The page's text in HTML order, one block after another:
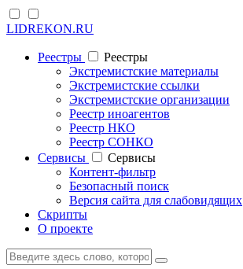
LIDREKON.RU
Реестры
Реестры
Экстремистские материалы
Экстремистские ссылки
Экстремистские организации
Реестр иноагентов
Реестр НКО
Реестр СОНКО
Cервисы
Cервисы
Контент-фильтр
Безопасный поиск
Версия сайта для слабовидящих
Скрипты
О проекте